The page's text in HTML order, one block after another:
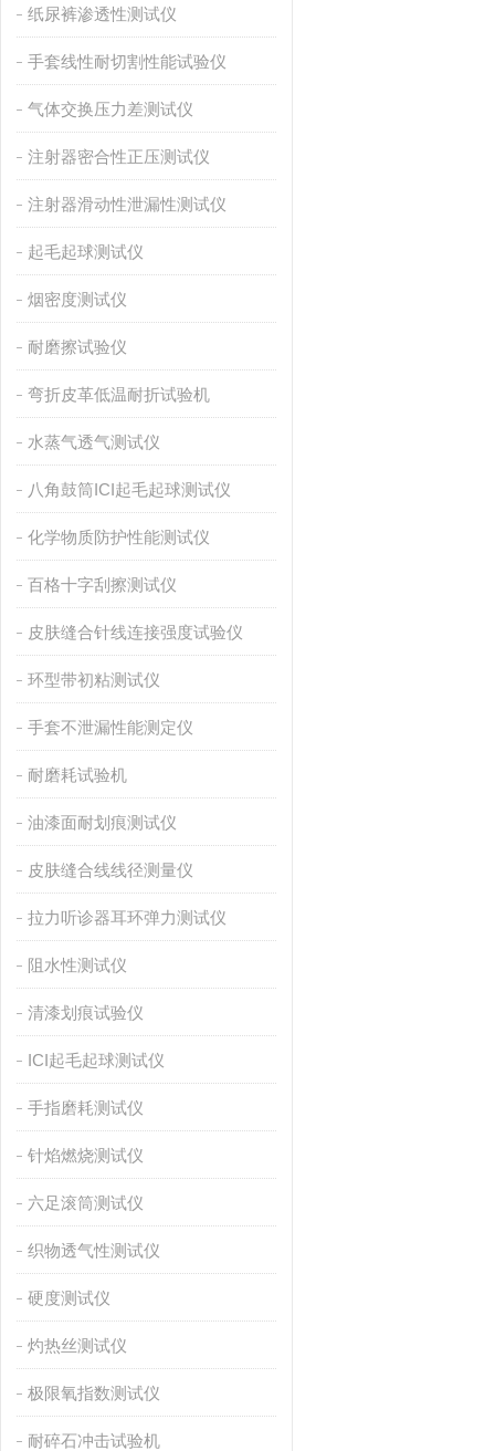
纸尿裤渗透性测试仪
手套线性耐切割性能试验仪
气体交换压力差测试仪
注射器密合性正压测试仪
注射器滑动性泄漏性测试仪
起毛起球测试仪
烟密度测试仪
耐磨擦试验仪
弯折皮革低温耐折试验机
水蒸气透气测试仪
八角鼓筒ICI起毛起球测试仪
化学物质防护性能测试仪
百格十字刮擦测试仪
皮肤缝合针线连接强度试验仪
环型带初粘测试仪
手套不泄漏性能测定仪
耐磨耗试验机
油漆面耐划痕测试仪
皮肤缝合线线径测量仪
拉力听诊器耳环弹力测试仪
阻水性测试仪
清漆划痕试验仪
ICI起毛起球测试仪
手指磨耗测试仪
针焰燃烧测试仪
六足滚筒测试仪
织物透气性测试仪
硬度测试仪
灼热丝测试仪
极限氧指数测试仪
耐碎石冲击试验机